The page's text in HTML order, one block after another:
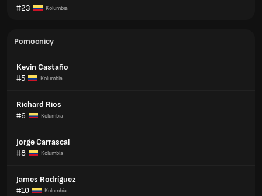
#23
Kolumbia
Pomocnicy
Kevin Castaño
#5
Kolumbia
Richard Rios
#6
Kolumbia
Jorge Carrascal
#8
Kolumbia
James Rodríguez
#10
Kolumbia